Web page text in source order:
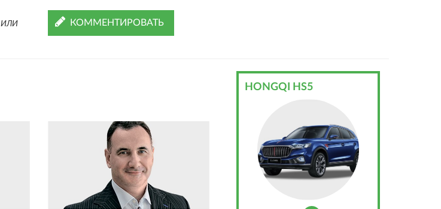
ИЛИ КОММЕНТИРОВАТЬ
HONGQI HS5